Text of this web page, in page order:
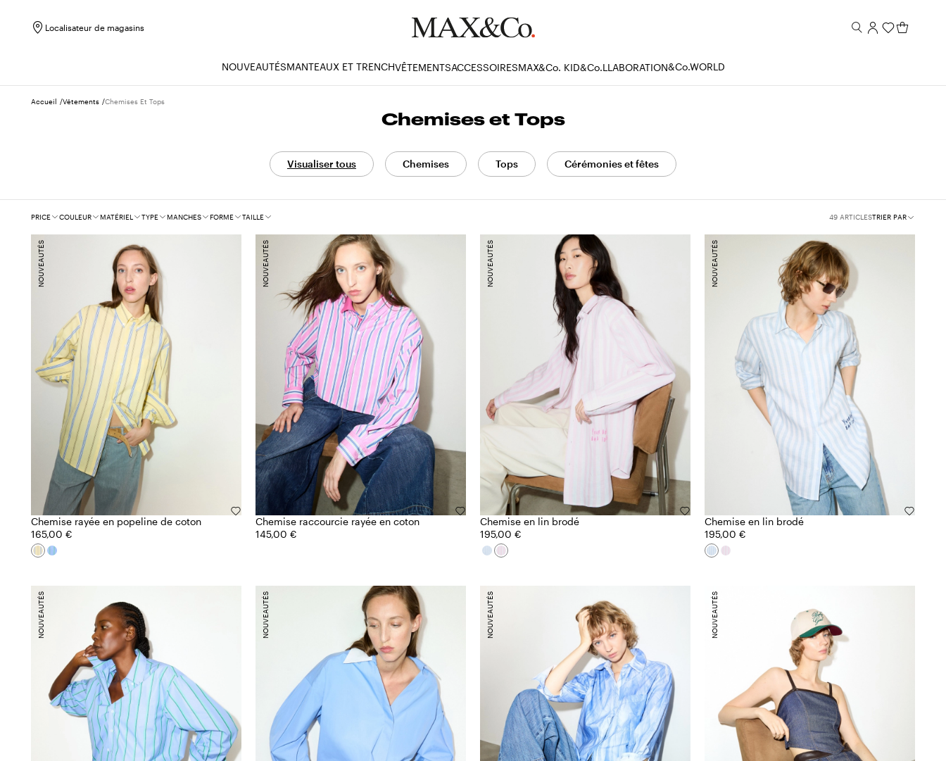
Localisateur de magasins
NOUVEAUTÉSMANTEAUX ET TRENCHVÊTEMENTSACCESSOIRESMAX&Co. KID&Co.LLABORATION&Co.WORLD
Accueil Vêtements Chemises Et Tops
Chemises et Tops
Visualiser tous Chemises Tops Cérémonies et fêtes
Filtres
PRICE COULEUR MATÉRIEL TYPE MANCHES FORME TAILLE 49 ARTICLESTRIER PAR
Chemise rayée en popeline de coton
165,00 €
NOUVEAUTÉS
Chemise raccourcie rayée en coton
145,00 €
NOUVEAUTÉS
Chemise en lin brodé
195,00 €
NOUVEAUTÉS
Chemise en lin brodé
195,00 €
NOUVEAUTÉS
NOUVEAUTÉS NOUVEAUTÉS NOUVEAUTÉS NOUVEAUTÉS